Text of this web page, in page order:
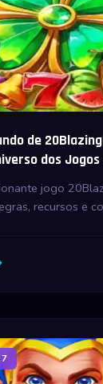
de
dos
jogo
recursos e